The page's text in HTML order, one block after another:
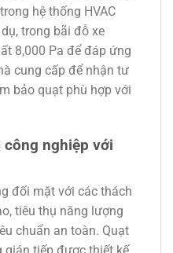
hệ thống HVAC
trong bãi đỗ xe
8,000 Pa để đáp ứng
cung cấp để nhận tư
bảo quạt phù hợp với
nghiệp với
đối mặt với các thách
tiêu thụ năng lượng
chuẩn an toàn. Quạt
gián tiếp được thiết kế